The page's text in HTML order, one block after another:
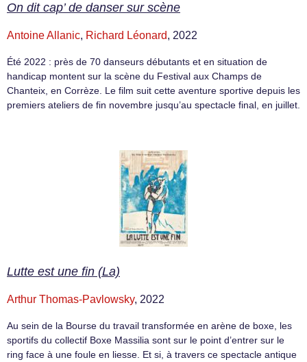
On dit cap’ de danser sur scène
Antoine Allanic, Richard Léonard, 2022
Été 2022 : près de 70 danseurs débutants et en situation de
handicap montent sur la scène du Festival aux Champs de
Chanteix, en Corrèze. Le film suit cette aventure sportive depuis les
premiers ateliers de fin novembre jusqu’au spectacle final, en juillet.
Lutte est une fin (La)
Arthur Thomas-Pavlowsky, 2022
Au sein de la Bourse du travail transformée en arène de boxe, les
sportifs du collectif Boxe Massilia sont sur le point d’entrer sur le
ring face à une foule en liesse. Et si, à travers ce spectacle antique